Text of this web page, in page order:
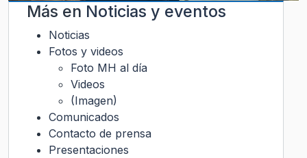
Más en Noticias y eventos
Noticias
Fotos y videos
Foto MH al día
Videos
(Imagen)
Comunicados
Contacto de prensa
Presentaciones